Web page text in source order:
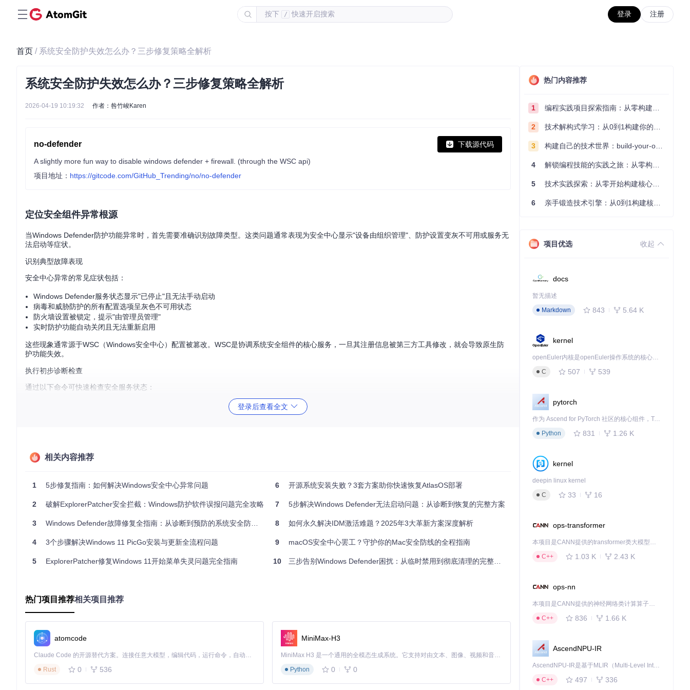
按下 / 快速开启搜索 登录 注册
首页 / 系统安全防护失效怎么办？三步修复策略全解析
系统安全防护失效怎么办？三步修复策略全解析
2026-04-19 10:19:32 作者：咎竹峻Karen
no-defender 下载源代码
A slightly more fun way to disable windows defender + firewall. (through the WSC api)
项目地址： https://gitcode.com/GitHub_Trending/no/no-defender
定位安全组件异常根源
当Windows Defender防护功能异常时，首先需要准确识别故障类型。这类问题通常表现为安全中心显示"设备由组织管理"、防护设置变灰不可用或服务无
法启动等症状。
识别典型故障表现
安全中心异常的常见症状包括：
Windows Defender服务状态显示"已停止"且无法手动启动
病毒和威胁防护的所有配置选项呈灰色不可用状态
防火墙设置被锁定，提示"由管理员管理"
实时防护功能自动关闭且无法重新启用
这些现象通常源于WSC（Windows安全中心）配置被篡改。WSC是协调系统安全组件的核心服务，一旦其注册信息被第三方工具修改，就会导致原生防
护功能失效。
执行初步诊断检查
通过以下命令可快速检查安全服务状态：
实施分级修复方案
根据故障严重程度，我们提供三种递进式修复策略，从简单到复杂逐步恢复系统安全功能。
执行快速恢复操作
对于临时性服务异常，通过重启关键服务通常可以解决问题：
# 以管理员身份运行PowerShell
Stop-Service -Name wscsvc -Force
# 重新启动Defender防护服务
Get-Service
-Name
当服务重启无效时，需要清理残留配置并重置安全组件：
注册表清理步骤：
登录后查看全文
相关内容推荐
1 5步修复指南：如何解决Windows安全中心异常问题
2 破解ExplorerPatcher安全拦截：Windows防护软件误报问题完全攻略
3 Windows Defender故障修复全指南：从诊断到预防的系统安全防护方案
4 3个步骤解决Windows 11 PicGo安装与更新全流程问题
5 ExplorerPatcher修复Windows 11开始菜单失灵问题完全指南
6 开源系统安装失败？3套方案助你快速恢复AtlasOS部署
7 5步解决Windows Defender无法启动问题：从诊断到恢复的完整方案
8 如何永久解决IDM激活难题？2025年3大革新方案深度解析
9 macOS安全中心罢工？守护你的Mac安全防线的全程指南
10 三步告别Windows Defender困扰：从临时禁用到彻底清理的完整指南
热门项目推荐相关项目推荐
atomcode
Claude Code 的开源替代方案。连接任意大模型，编辑代码，运行命令，自动验证 — 全自动执行。用 Rust 构建，极致性能。 ｜ An open-source alternative to Claude Code. Connect any LLM, edit code, run commands, and verify changes — autonomously. Built in Rust for speed. Get Started
Rust
0 536
MiniMax-H3
MiniMax H3 是一个通用的全模态生成系统。它支持对由文本、图像、视频和音频组成的多模态上下文进行统一理解，并能生成分辨率高达 2K、时长可达 15 秒的带原生立体声音频的视频。得益于面向任务泛化的系统设计，H3 在预训练阶段就已具备广泛的多模态上下文理解与生成能力，能够出色地执行复杂的多模态指令。
Python
0 0
热门内容推荐
1 编程实践项目探索指南：从零构建技术能力体系
2 技术解构式学习：从0到1构建你的编程知识体系
3 构建自己的技术世界：build-your-own-x项目的实践探索指南
4 解锁编程技能的实践之旅：从零构建你的技术世界
5 技术实践探索：从零开始构建核心系统的实践指南
6 亲手锻造技术引擎：从0到1构建核心系统的实践指南
项目优选 收起
docs
暂无描述
Markdown
843 5.64 K
kernel
openEuler内核是openEuler操作系统的核心，既是系统性能与稳定性的基石，也是连接处理器、设备与服务的桥梁。
C
507 539
pytorch
作为 Ascend for PyTorch 社区的核心组件，TorchNPU 是昇腾专为 PyTorch 打造的深度学习适配插件，使 PyTorch 框架能够直接调用昇腾 NPU，为开发者提供昇腾 AI 处理器的超强算力。
Python
831 1.26 K
kernel
deepin linux kernel
C
33 16
ops-transformer
本项目是CANN提供的transformer类大模型算子库，实现网络在NPU上加速计算。
C++
1.03 K 2.43 K
ops-nn
本项目是CANN提供的神经网络类计算算子库，实现网络在NPU上加速计算。
C++
836 1.66 K
AscendNPU-IR
AscendNPU-IR是基于MLIR（Multi-Level Intermediate Representation）构建的，面向昇腾亲和算子编译时使用的中间表示，提供昇腾完备表达能力，通过编译优化提升昇腾AI处理器计算效率，支持通过生态框架使能昇腾AI处理器与深度调优
C++
497 336